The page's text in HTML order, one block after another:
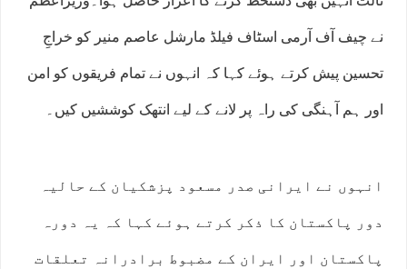
نے چیف آف آرمی اسٹاف فیلڈ مارشل عاصم منیر کو خراجِ
تحسین پیش کرتے ہوئے کہا کہ انہوں نے تمام فریقوں کو امن
اور ہم آہنگی کی راہ پر لانے کے لیے انتھک کوششیں کیں۔
انہوں نے ایرانی صدر مسعود پزشکیان کے حالیہ
دور پاکستان کا ذکر کرتے ہوئے کہا کہ یہ دورہ
پاکستان اور ایران کے مضبوط برادرانہ تعلقات